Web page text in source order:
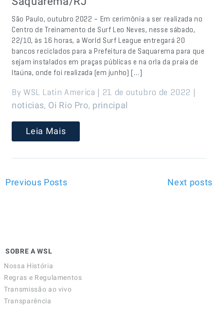
São Paulo, outubro 2022 – Em cerimônia a ser realizada no
Centro de Treinamento de Surf Leo Neves, nesse sábado,
22/10, às 16 horas, a World Surf League entregará 20
bancos reciclados para a Prefeitura de Saquarema para que
sejam instalados em praças públicas e na orla da praia de
Itaúna, onde foi realizada (em junho) […]
By WSL Latin America | 21 de outubro de 2022 |
noticias, Oi Rio Pro, principal
Leia Mais
Previous Posts Next posts
SOBRE A WSL
Nossa História
Regras e Regulamentos
Transmissão ao vivo
Transparência